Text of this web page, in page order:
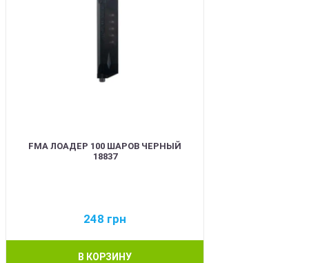
FMA ЛОАДЕР 100 ШАРОВ ЧЕРНЫЙ
18837
248 грн
В КОРЗИНУ